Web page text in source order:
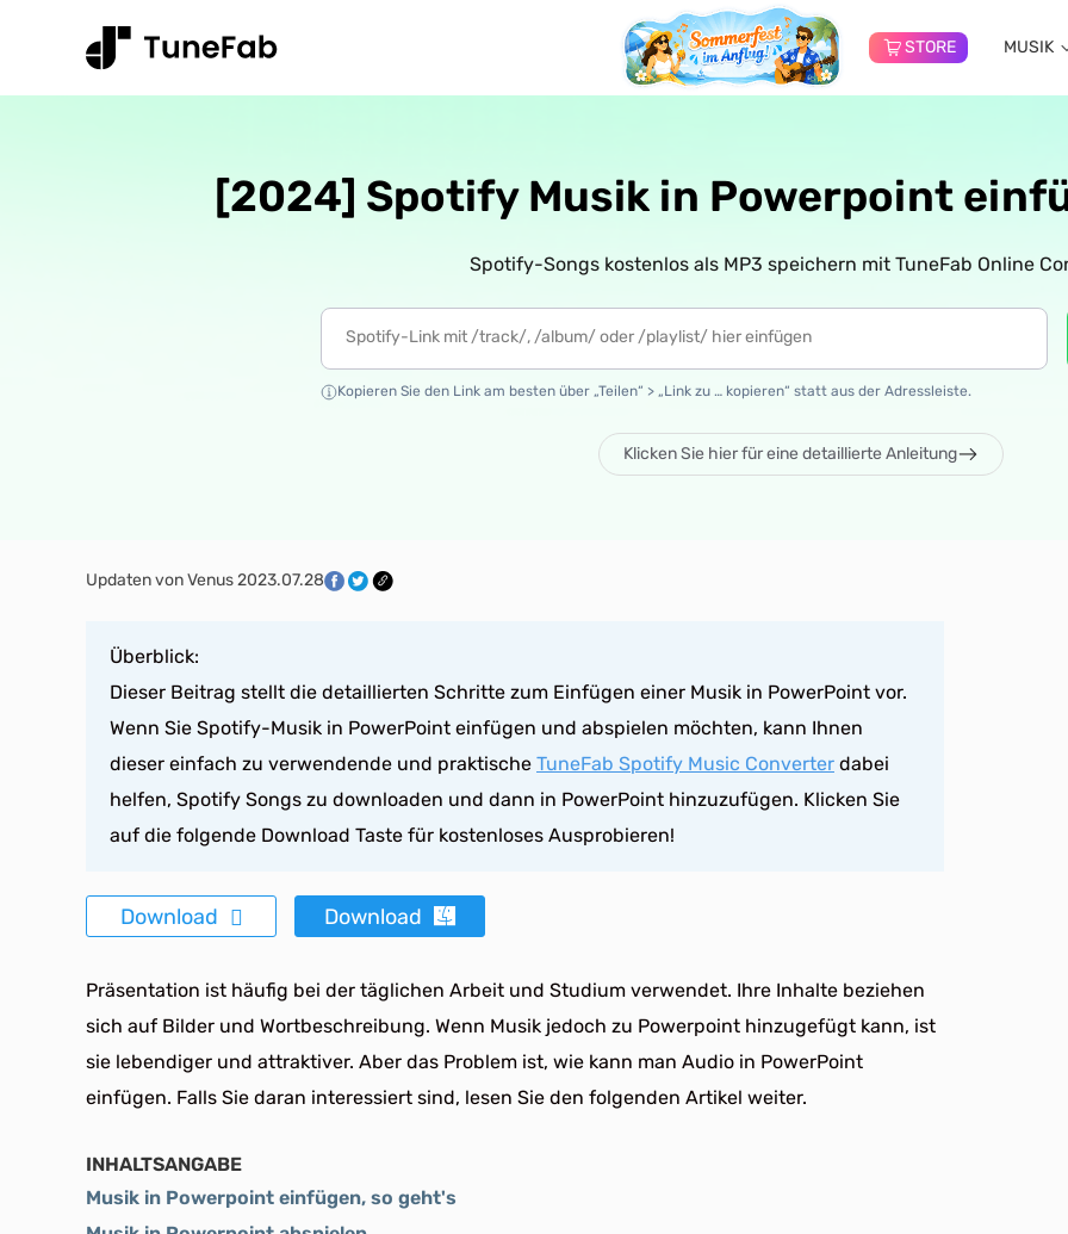
STORE MUSIK
[2024] Spotify Musik in Powerpoint
Spotify-Songs kostenlos als MP3 speichern mit TuneFab Online
Kopieren Sie den Link am besten über „Teilen“ > „Link zu … kopieren“ statt aus der Adressleiste.
Klicken Sie hier für eine detaillierte Anleitung
Updaten von Venus 2023.07.28
Überblick:
Dieser Beitrag stellt die detaillierten Schritte zum Einfügen einer Musik in PowerPoint vor.
Wenn Sie Spotify-Musik in PowerPoint einfügen und abspielen möchten, kann Ihnen
dieser einfach zu verwendende und praktische TuneFab Spotify Music Converter dabei
helfen, Spotify Songs zu downloaden und dann in PowerPoint hinzuzufügen. Klicken Sie
auf die folgende Download Taste für kostenloses Ausprobieren!
Download Download
Präsentation ist häufig bei der täglichen Arbeit und Studium verwendet. Ihre Inhalte beziehen
sich auf Bilder und Wortbeschreibung. Wenn Musik jedoch zu Powerpoint hinzugefügt kann, ist
sie lebendiger und attraktiver. Aber das Problem ist, wie kann man Audio in PowerPoint
einfügen. Falls Sie daran interessiert sind, lesen Sie den folgenden Artikel weiter.
INHALTSANGABE
Musik in Powerpoint einfügen, so geht's